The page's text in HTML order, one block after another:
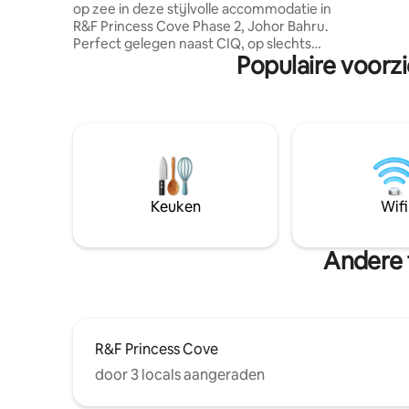
op zee in deze stijlvolle accommodatie in
R&F Princess Cove Phase 2, Johor Bahru.
Perfect gelegen naast CIQ, op slechts
enkele minuten van Singapore – ideaal
voor snelle grensoverschrijdende
winkels en uitgaansgelegenheden. Of
het nu voor zaken is of voor een
uitstapje, dit is jouw perfecte combinatie
van gemak en luxe. Welkom bij Ocean
aan zee.
Malaysia
Outlet
Populaire
Keuken Wifi
Andere
R&F Princess Cove
door 3 locals aangeraden